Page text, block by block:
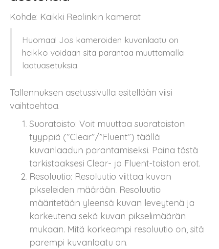
Kohde: Kaikki Reolinkin kamerat
Huomaa! Jos kameroiden kuvanlaatu on
heikko voidaan sitä parantaa muuttamalla
laatuasetuksia.
Tallennuksen asetussivulla esitellään viisi
vaihtoehtoa.
Suoratoisto: Voit muuttaa suoratoiston
tyyppiä (”Clear”/”Fluent”) täällä
kuvanlaadun parantamiseksi. Paina tästä
tarkistaaksesi Clear- ja Fluent-toiston erot.
Resoluutio: Resoluutio viittaa kuvan
pikseleiden määrään. Resoluutio
määritetään yleensä kuvan leveytenä ja
korkeutena sekä kuvan pikselimäärän
mukaan. Mitä korkeampi resoluutio on, sitä
parempi kuvanlaatu on.